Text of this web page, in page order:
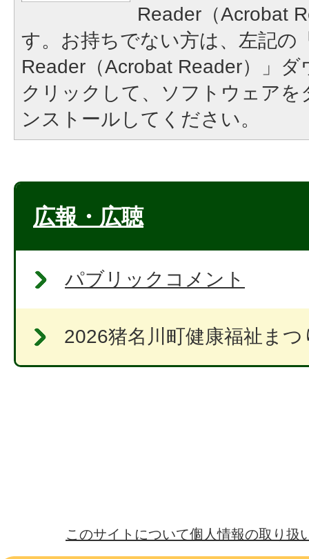
Reader（Acrobat
す。お持ちでない方は、左記の
Reader（Acrobat Reader）」
クリックして、ソフトウェア
ンストールしてください。
広報・広聴
パブリックコメント
2026猪名川町健康福祉まつ
このサイトについて個人情報の取り扱